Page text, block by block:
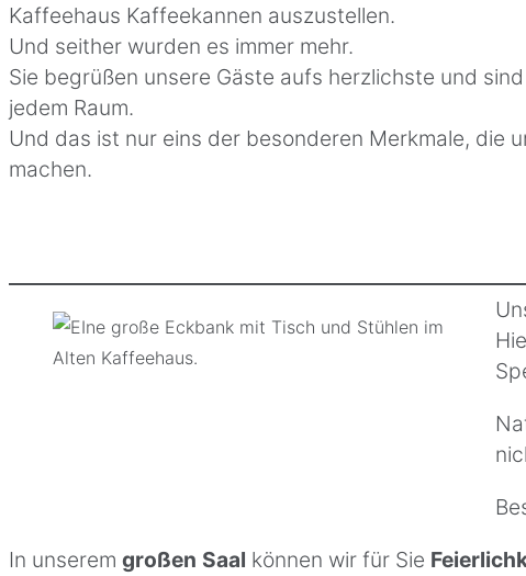
Kaffeehaus Kaffeekannen auszustellen.
Und seither wurden es immer mehr.
Sie begrüßen unsere Gäste aufs herzlichste und
jedem Raum.
Und das ist nur eins der besonderen Merkmale, die
machen.
In unserem großen Saal können wir für Sie